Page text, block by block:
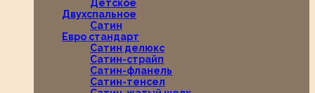
Детское
Двухспальное
Сатин
Евро стандарт
Сатин делюкс
Сатин-страйп
Сатин-фланель
Сатин-тенсел